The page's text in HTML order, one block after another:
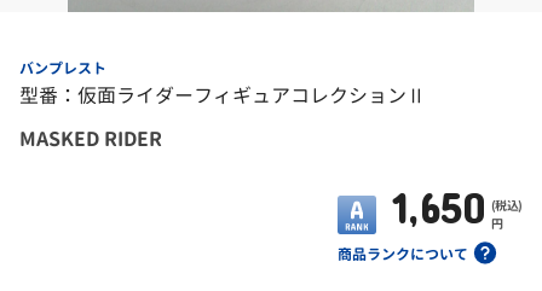
バンプレスト
型番：仮面ライダーフィギュアコレクションⅡ
MASKED RIDER
商品ランクについて
1,650 (税込)
円